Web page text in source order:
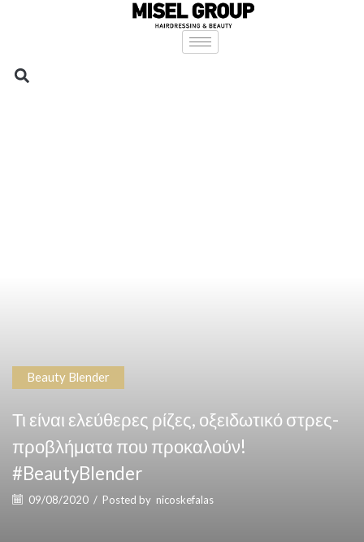
Beauty Blender
Τι είναι ελεύθερες ρίζες, οξειδωτικό στρες-
προβλήματα που προκαλούν!
#BeautyBlender
09/08/2020 / Posted by nicoskefalas